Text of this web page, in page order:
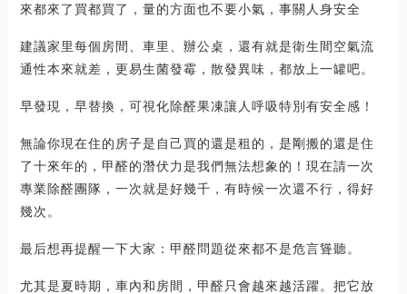
來都來了買都買了，量的方面也不要小氣，事關人身安全
建議家里每個房間、車里、辦公桌，還有就是衛生間空氣流
通性本來就差，更易生菌發霉，散發異味，都放上一罐吧。
早發現，早替換，可視化除醛果凍讓人呼吸特別有安全感！
無論你現在住的房子是自己買的還是租的，是剛搬的還是住
了十來年的，甲醛的潛伏力是我們無法想象的！現在請一次
專業除醛團隊，一次就是好幾千，有時候一次還不行，得好
幾次。
最后想再提醒一下大家：甲醛問題從來都不是危言聳聽。
尤其是夏時期，車內和房間，甲醛只會越來越活躍。把它放